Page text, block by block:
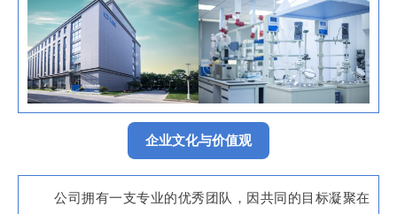
企业文化与价值观
公司拥有一支专业的优秀团队，因共同的目标凝聚在